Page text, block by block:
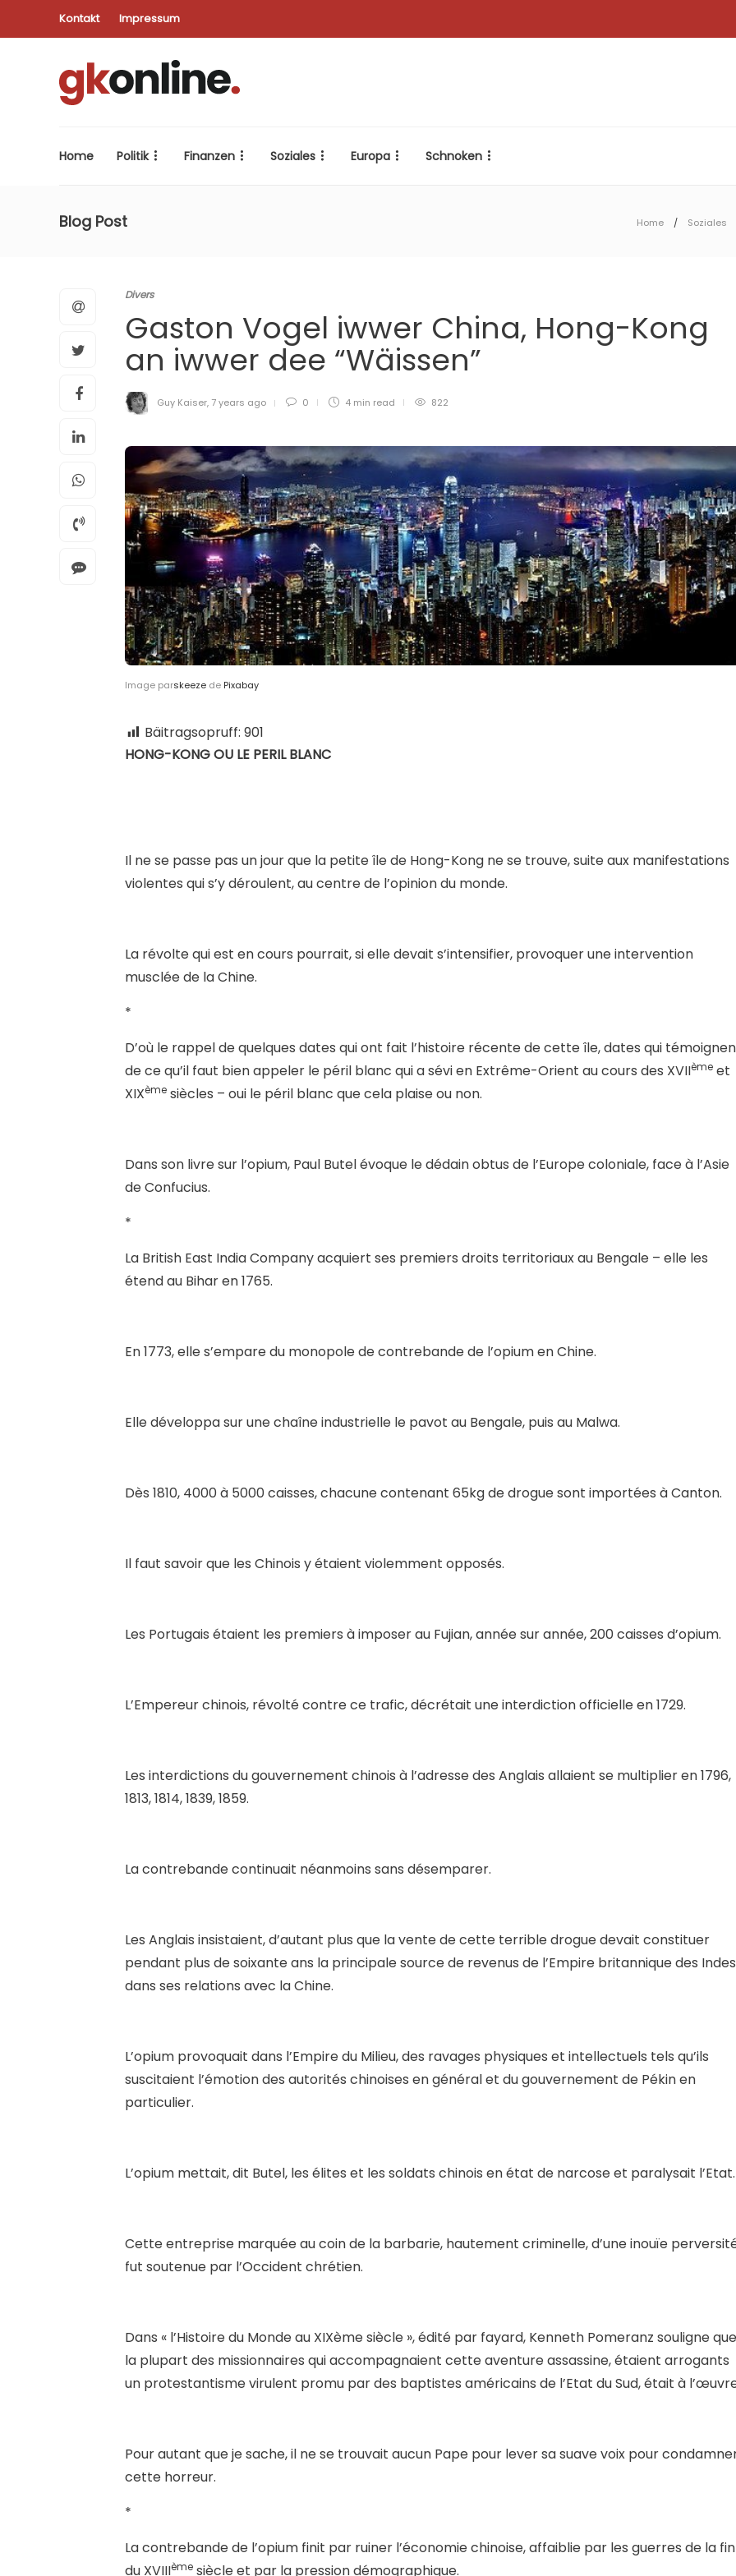
Kontakt Impressum
Home Politik Finanzen Soziales Europa Schnoken
Blog Post Home Soziales
Divers
Gaston Vogel iwwer China, Hong-Kong
an iwwer dee “Wäissen”
Guy Kaiser, 7 years ago 0 4 min read 822
Image parskeeze de Pixabay
Bäitragsopruff: 901
HONG-KONG OU LE PERIL BLANC
Il ne se passe pas un jour que la petite île de Hong-Kong ne se trouve, suite aux manifestations
violentes qui s’y déroulent, au centre de l’opinion du monde.
La révolte qui est en cours pourrait, si elle devait s’intensifier, provoquer une intervention
musclée de la Chine.
*
D’où le rappel de quelques dates qui ont fait l’histoire récente de cette île, dates qui
de ce qu’il faut bien appeler le péril blanc qui a sévi en Extrême-Orient au cours des XVIIème et
XIXème siècles – oui le péril blanc que cela plaise ou non.
Dans son livre sur l’opium, Paul Butel évoque le dédain obtus de l’Europe coloniale, face à l’Asie
de Confucius.
*
La British East India Company acquiert ses premiers droits territoriaux au Bengale – elle les
étend au Bihar en 1765.
En 1773, elle s’empare du monopole de contrebande de l’opium en Chine.
Elle développa sur une chaîne industrielle le pavot au Bengale, puis au Malwa.
Dès 1810, 4000 à 5000 caisses, chacune contenant 65kg de drogue sont importées à Canton.
Il faut savoir que les Chinois y étaient violemment opposés.
Les Portugais étaient les premiers à imposer au Fujian, année sur année, 200 caisses d’opium.
L’Empereur chinois, révolté contre ce trafic, décrétait une interdiction officielle en 1729.
Les interdictions du gouvernement chinois à l’adresse des Anglais allaient se multiplier en 1796,
1813, 1814, 1839, 1859.
La contrebande continuait néanmoins sans désemparer.
Les Anglais insistaient, d’autant plus que la vente de cette terrible drogue devait constituer
pendant plus de soixante ans la principale source de revenus de l’Empire britannique des Indes
dans ses relations avec la Chine.
L’opium provoquait dans l’Empire du Milieu, des ravages physiques et intellectuels tels qu’ils
suscitaient l’émotion des autorités chinoises en général et du gouvernement de Pékin en
particulier.
L’opium mettait, dit Butel, les élites et les soldats chinois en état de narcose et paralysait l’Etat.
Cette entreprise marquée au coin de la barbarie, hautement criminelle, d’une inouïe
fut soutenue par l’Occident chrétien.
Dans « l’Histoire du Monde au XIXème siècle », édité par fayard, Kenneth Pomeranz souligne que
la plupart des missionnaires qui accompagnaient cette aventure assassine, étaient arrogants
un protestantisme virulent promu par des baptistes américains de l’Etat du Sud, était à
Pour autant que je sache, il ne se trouvait aucun Pape pour lever sa suave voix pour
cette horreur.
*
La contrebande de l’opium finit par ruiner l’économie chinoise, affaiblie par les guerres de la fin
du XVIIIème siècle et par la pression démographique.